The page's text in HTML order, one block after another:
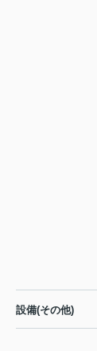
設備(その他)